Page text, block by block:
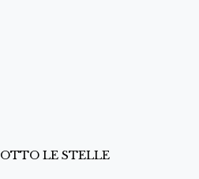
LE STELLE